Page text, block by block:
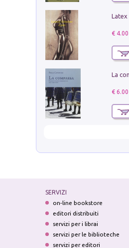
Latex
€ 4.00
€ 6.00
SERVIZI
on-line bookstore
editori distribuiti
servizi per i librai
servizi per le biblioteche
servizi per editori